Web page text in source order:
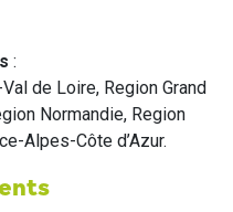
:
de Loire, Region Grand
Normandie, Region
Alpes-Côte d’Azur.